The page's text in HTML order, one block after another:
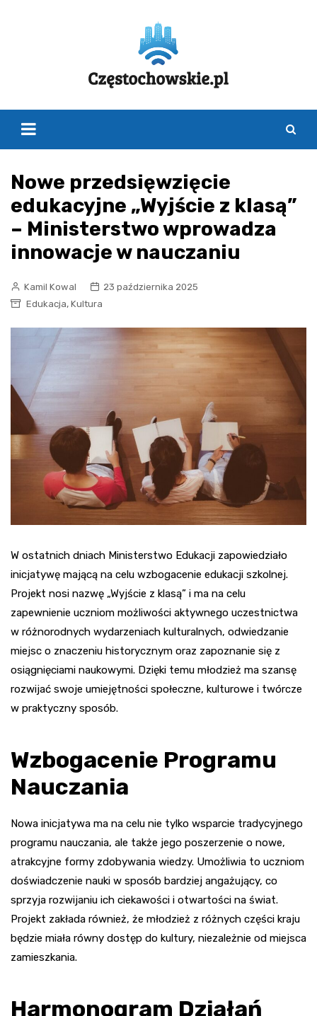
Nowe przedsięwzięcie
edukacyjne „Wyjście z klasą”
– Ministerstwo wprowadza
innowacje w nauczaniu
Kamil Kowal
23 października 2025
Edukacja, Kultura
W ostatnich dniach Ministerstwo Edukacji zapowiedziało
inicjatywę mającą na celu wzbogacenie edukacji szkolnej.
Projekt nosi nazwę „Wyjście z klasą” i ma na celu
zapewnienie uczniom możliwości aktywnego uczestnictwa
w różnorodnych wydarzeniach kulturalnych, odwiedzanie
miejsc o znaczeniu historycznym oraz zapoznanie się z
osiągnięciami naukowymi. Dzięki temu młodzież ma szansę
rozwijać swoje umiejętności społeczne, kulturowe i twórcze
w praktyczny sposób.
Wzbogacenie Programu
Nauczania
Nowa inicjatywa ma na celu nie tylko wsparcie tradycyjnego
programu nauczania, ale także jego poszerzenie o nowe,
atrakcyjne formy zdobywania wiedzy. Umożliwia to uczniom
doświadczenie nauki w sposób bardziej angażujący, co
sprzyja rozwijaniu ich ciekawości i otwartości na świat.
Projekt zakłada również, że młodzież z różnych części kraju
będzie miała równy dostęp do kultury, niezależnie od miejsca
zamieszkania.
Harmonogram Działań